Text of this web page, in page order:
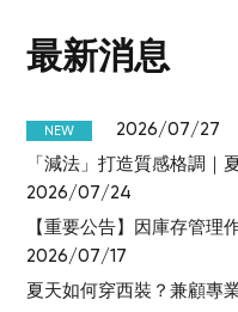
最新消息
NEW
2026/07/27
「減法」打造質感格調
2026/07/24
【重要公告】因庫存管理
2026/07/17
夏天如何穿西裝？兼顧專